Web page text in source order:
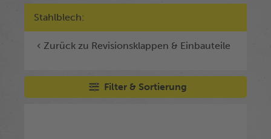
Stahlblech:
Zurück zu Revisionsklappen & Einbauteile
Filter & Sortierung